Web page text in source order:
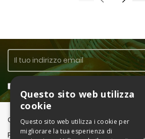
CONTACT INFORMATION
PRODOTTI
Questo sito web utilizza
cookie
Questo sito web utilizza i cookie per
migliorare la tua esperienza di